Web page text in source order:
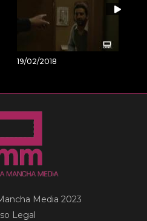
19/02/2018
Media 2023
Legal